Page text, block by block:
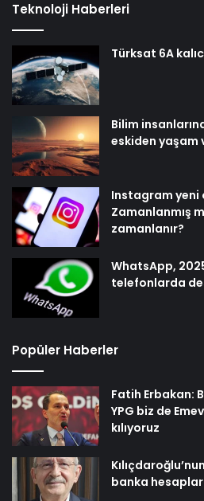
Teknoloji Haberleri
Türksat 6A
Bilim
eskiden yaşam
Instagram yeni
Zamanlanmış
zamanlanır?
WhatsApp,
telefonlarda
Popüler Haberler
Fatih Erbakan:
YPG biz de
kılıyoruz
banka